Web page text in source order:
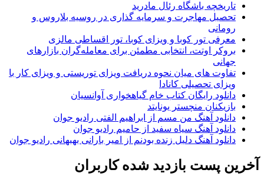
تاریخچه باشگاه رئال مادرید
تحصیل مهاجرت و سرمایه گذاری در روسیه بلاروس و
رومانی
معرفی تور کوبا و ویزای کوبا، تور اقساطی مالزی
بروکر اوتت، انتخابی مطمئن برای معامله‌گران بازارهای
جهانی
تفاوت های میان نحوه دریافت ویزای توریستی و ویزای کار با
ویزای تحصیلی کانادا
دانلود رایگان کتاب خام گیاهخواری آوانسیان
بازیکنان منچستر یونایتد
دانلود آهنگ من مسم از ابراهیم الفتی رادیو جوان
دانلود آهنگ سیاه سفید از حامیم رادیو جوان
دانلود آهنگ دلیل زنده بودنم از امیر بارانی بهبهانی رادیو جوان
پست بازدید شده کاربران